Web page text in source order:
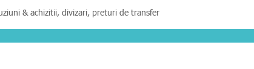
& achizitii, divizari, preturi de transfer